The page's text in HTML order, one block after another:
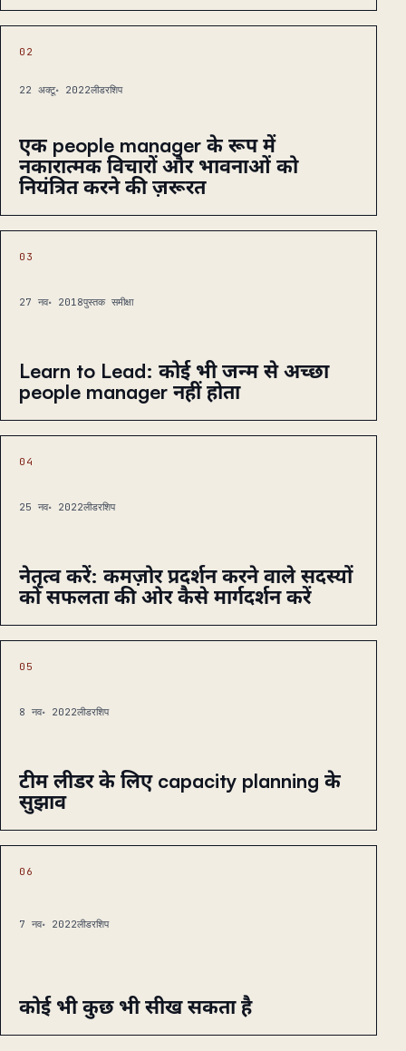
02
22 अक्टू॰ 2022लीडरशिप
एक people manager के रूप में
नकारात्मक विचारों और भावनाओं को
नियंत्रित करने की ज़रूरत
03
27 नव॰ 2018पुस्तक समीक्षा
Learn to Lead: कोई भी जन्म से अच्छा
people manager नहीं होता
04
25 नव॰ 2022लीडरशिप
नेतृत्व करें: कमज़ोर प्रदर्शन करने वाले सदस्यों
को सफलता की ओर कैसे मार्गदर्शन करें
05
8 नव॰ 2022लीडरशिप
टीम लीडर के लिए capacity planning के
सुझाव
06
7 नव॰ 2022लीडरशिप
कोई भी कुछ भी सीख सकता है